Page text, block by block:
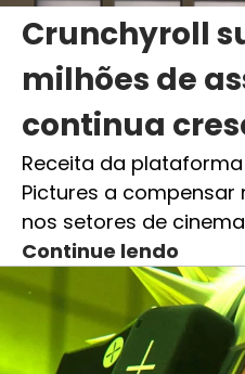
Crunchyroll
milhões de
continua
Receita da
Pictures a
nos setores de
Continue lendo